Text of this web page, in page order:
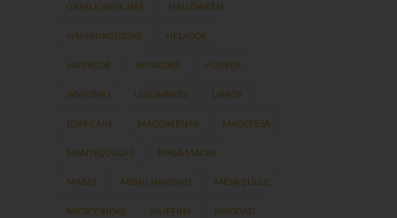
GRANJOVENCHEF HALLOWEEN
HAMBURGUESAS HELADOS
HIPERCOR HOJALDRE HUEVOS
INVIERNO LEGUMBRES LIBROS
LOAF CAKE MAGDALENAS MAGEFESA
MANTEQUILLAS MASA MADRE
MASAS MENÚ NAVIDAD MESA DULCE
MICROONDAS MUFFINS NAVIDAD